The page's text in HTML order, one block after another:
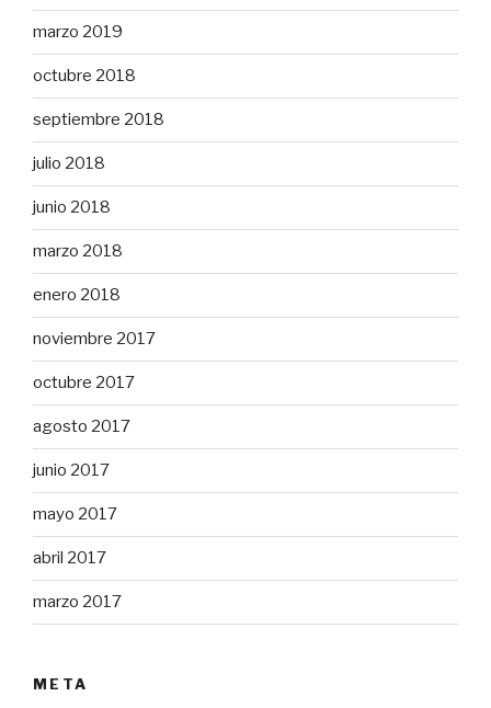
marzo 2019
octubre 2018
septiembre 2018
julio 2018
junio 2018
marzo 2018
enero 2018
noviembre 2017
octubre 2017
agosto 2017
junio 2017
mayo 2017
abril 2017
marzo 2017
META